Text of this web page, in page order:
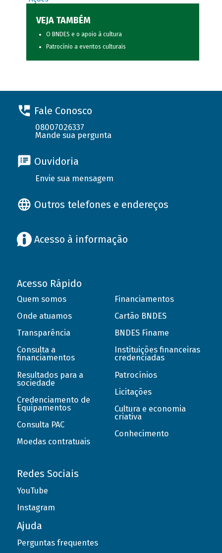
VEJA TAMBÉM
O BNDES e o apoio à cultura
Patrocínio a eventos culturais
Fale Conosco
08007026337
Mande sua pergunta
Ouvidoria
Envie sua mensagem
Outros telefones e endereços
Acesso à informação
Acesso Rápido
Quem somos
Onde atuamos
Transparência
Consulta a
financiamentos
Resultados para a
sociedade
Credenciamento de
Equipamentos
Consulta PAC
Moedas contratuais
Financiamentos
Cartão BNDES
BNDES Finame
Instituições financeiras
credenciadas
Patrocínios
Licitações
Cultura e economia
criativa
Conhecimento
Redes Sociais
YouTube
Instagram
Ajuda
Perguntas frequentes